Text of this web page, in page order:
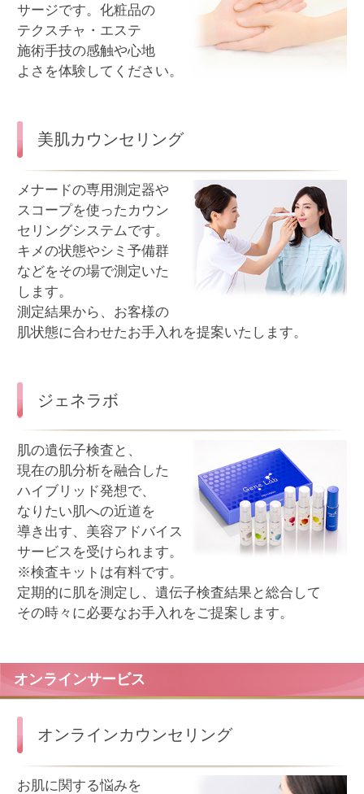
定期的に肌を測定し、遺伝子検査結果と総合して
オンラインサービス
お肌に関する悩みを
ご相談ください。
オンラインで お手入れの
アドバイスをさせてい
ただきます。
オンライン美肌レッスン
スキンケアのポイントや
ホームケアのお手入れ方法を
楽しくマスターするレッ
スンです。美容のプロが、
オンラインメイクアドバイス
メイクアップをキレイに
仕上げるコツやテクニック、
お買い上げ商品の使い方を
オンラインでアドバイス
します。
※使用する化粧品の紹介をさせていただきます。
※オンラインサービスは、各店舗の商品お届け
（配達）エリア等をご確認の上、お近くのメナー
ドのお店へお申し込みください。
あなたの美しさを応援する、
をお選びいただけます。